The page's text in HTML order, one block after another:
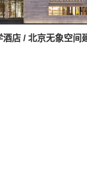
酒店 / 北京无象空间